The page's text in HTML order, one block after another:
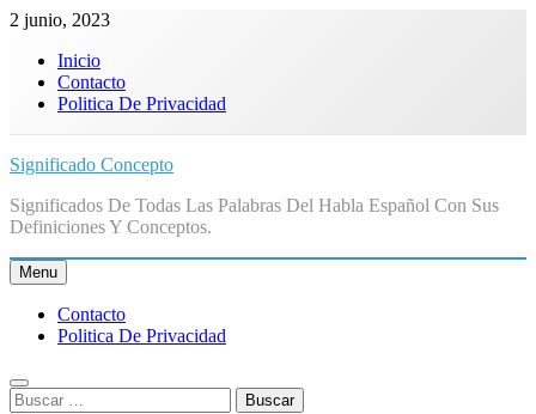
Skip
content
2 junio, 2023
Inicio
Contacto
Politica De Privacidad
Significado Concepto
Significados De Todas Las Palabras Del Habla Español Con Sus
Definiciones Y Conceptos.
Menu
Contacto
Politica De Privacidad
Buscar: